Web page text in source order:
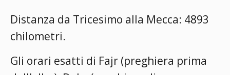
Distanza da Tricesimo alla Mecca: 4893
chilometri.
Gli orari esatti di Fajr (preghiera prima